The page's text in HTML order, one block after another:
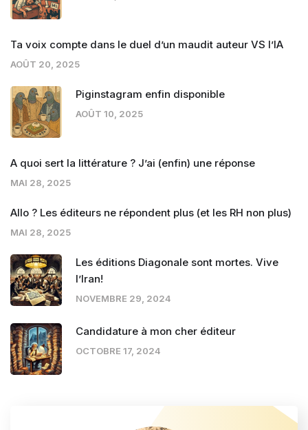
Ta voix compte dans le duel d’un maudit auteur VS l’IA
AOÛT 20, 2025
Piginstagram enfin disponible
AOÛT 10, 2025
A quoi sert la littérature ? J’ai (enfin) une réponse
MAI 28, 2025
Allo ? Les éditeurs ne répondent plus (et les RH non plus)
MAI 28, 2025
Les éditions Diagonale sont mortes. Vive
l’Iran!
NOVEMBRE 29, 2024
Candidature à mon cher éditeur
OCTOBRE 17, 2024